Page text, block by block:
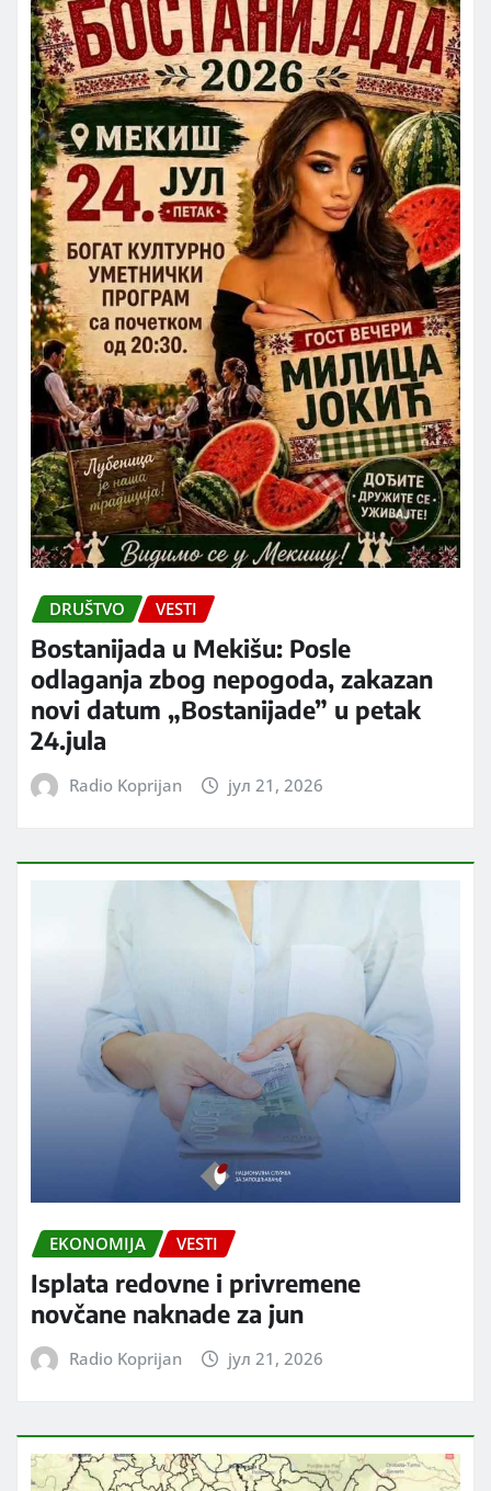
DRUŠTVO VESTI
Bostanijada u Mekišu: Posle
odlaganja zbog nepogoda, zakazan
novi datum „Bostanijade” u petak
24.jula
Radio Koprijan јул 21, 2026
EKONOMIJA VESTI
Isplata redovne i privremene
novčane naknade za jun
Radio Koprijan јул 21, 2026